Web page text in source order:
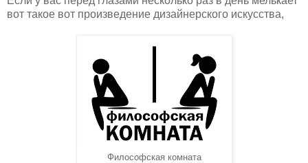
вот такое вот произведение дизайнерского искусства,
Философская комната